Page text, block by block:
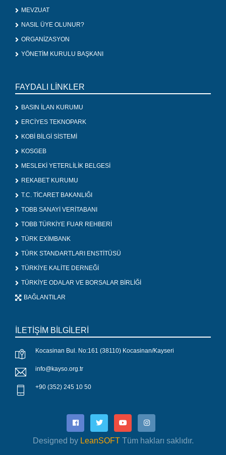
MEVZUAT
NASIL ÜYE OLUNUR?
ORGANİZASYON
YÖNETİM KURULU BAŞKANI
FAYDALI LİNKLER
BASIN İLAN KURUMU
ERCİYES TEKNOPARK
KOBİ BİLGİ SİSTEMİ
KOSGEB
MESLEKİ YETERLİLİK BELGESİ
REKABET KURUMU
T.C. TİCARET BAKANLIĞI
TOBB SANAYİ VERİTABANI
TOBB TÜRKİYE FUAR REHBERİ
TÜRK EXİMBANK
TÜRK STANDARTLARI ENSTİTÜSÜ
TÜRKİYE KALİTE DERNEĞİ
TÜRKİYE ODALAR VE BORSALAR BİRLİĞİ
BAĞLANTILAR
İLETİŞİM BİLGİLERİ
Kocasinan Bul. No:161 (38110) Kocasinan/Kayseri
info@kayso.org.tr
+90 (352) 245 10 50
Designed by LeanSOFTTüm hakları saklıdır.